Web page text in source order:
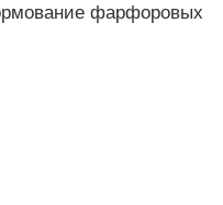
фарфоровых